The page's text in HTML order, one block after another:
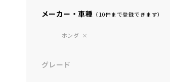
メーカー・車種 （10件まで登録できます）
ホンダ
グレード